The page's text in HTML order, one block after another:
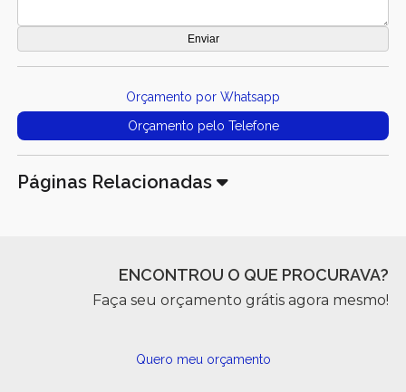
Orçamento por Whatsapp
Orçamento pelo Telefone
Páginas Relacionadas
ENCONTROU O QUE PROCURAVA?
Faça seu orçamento grátis agora mesmo!
Quero meu orçamento